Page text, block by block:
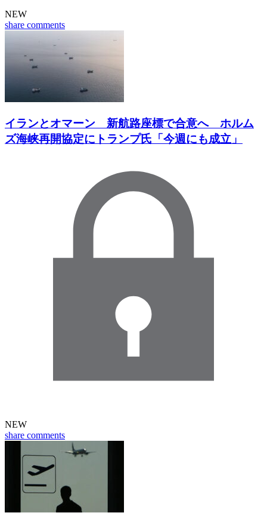
NEW
share comments
イランとオマーン 新航路座標で合意へ ホルム
ズ海峡再開協定にトランプ氏「今週にも成立」
NEW
share comments